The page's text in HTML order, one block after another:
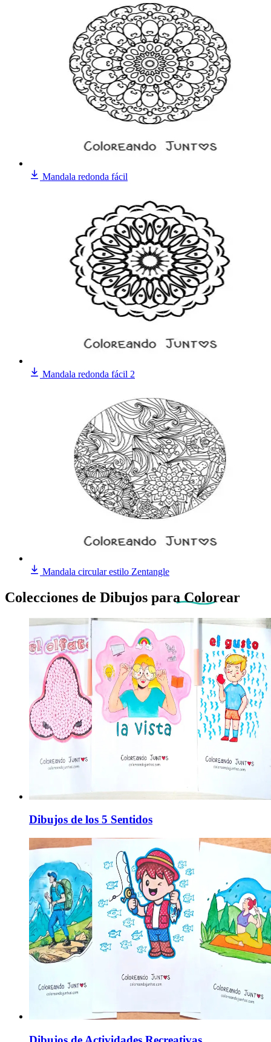
Mandala redonda fácil
Mandala redonda fácil 2
Mandala circular estilo Zentangle
Colecciones de Dibujos para Colorear
Dibujos de los 5 Sentidos